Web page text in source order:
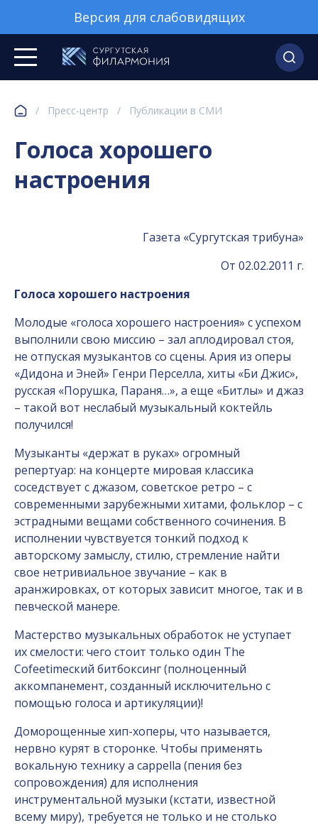
Версия для слабовидящих
/ Пресс-центр / Публикации в СМИ
Голоса хорошего
настроения
Газета «Сургутская трибуна»
От 02.02.2011 г.
Голоса хорошего настроения
Молодые «голоса хорошего настроения» с успехом
выполнили свою миссию – зал аплодировал стоя,
не отпуская музыкантов со сцены. Ария из оперы
«Дидона и Эней» Генри Перселла, хиты «Би Джис»,
русская «Порушка, Параня…», а еще «Битлы» и джаз
– такой вот неслабый музыкальный коктейль
получился!
Музыканты «держат в руках» огромный
репертуар: на концерте мировая классика
соседствует с джазом, советское ретро – с
современными зарубежными хитами, фольклор – с
эстрадными вещами собственного сочинения. В
исполнении чувствуется тонкий подход к
авторскому замыслу, стилю, стремление найти
свое нетривиальное звучание – как в
аранжировках, от которых зависит многое, так и в
певческой манере.
Мастерство музыкальных обработок не уступает
их смелости: чего стоит только один The
Cofeetimeский битбоксинг (полноценный
аккомпанемент, созданный исключительно с
помощью голоса и артикуляции)!
Доморощенные хип-хоперы, что называется,
нервно курят в сторонке. Чтобы применять
вокальную технику а cappella (пения без
сопровождения) для исполнения
инструментальной музыки (кстати, известной
всему миру), требуется не только и не столько